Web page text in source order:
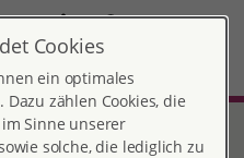
DE
Apolda
Cookies
ein optimales
zählen Cookies, die
Sinne unserer
solche, die lediglich zu